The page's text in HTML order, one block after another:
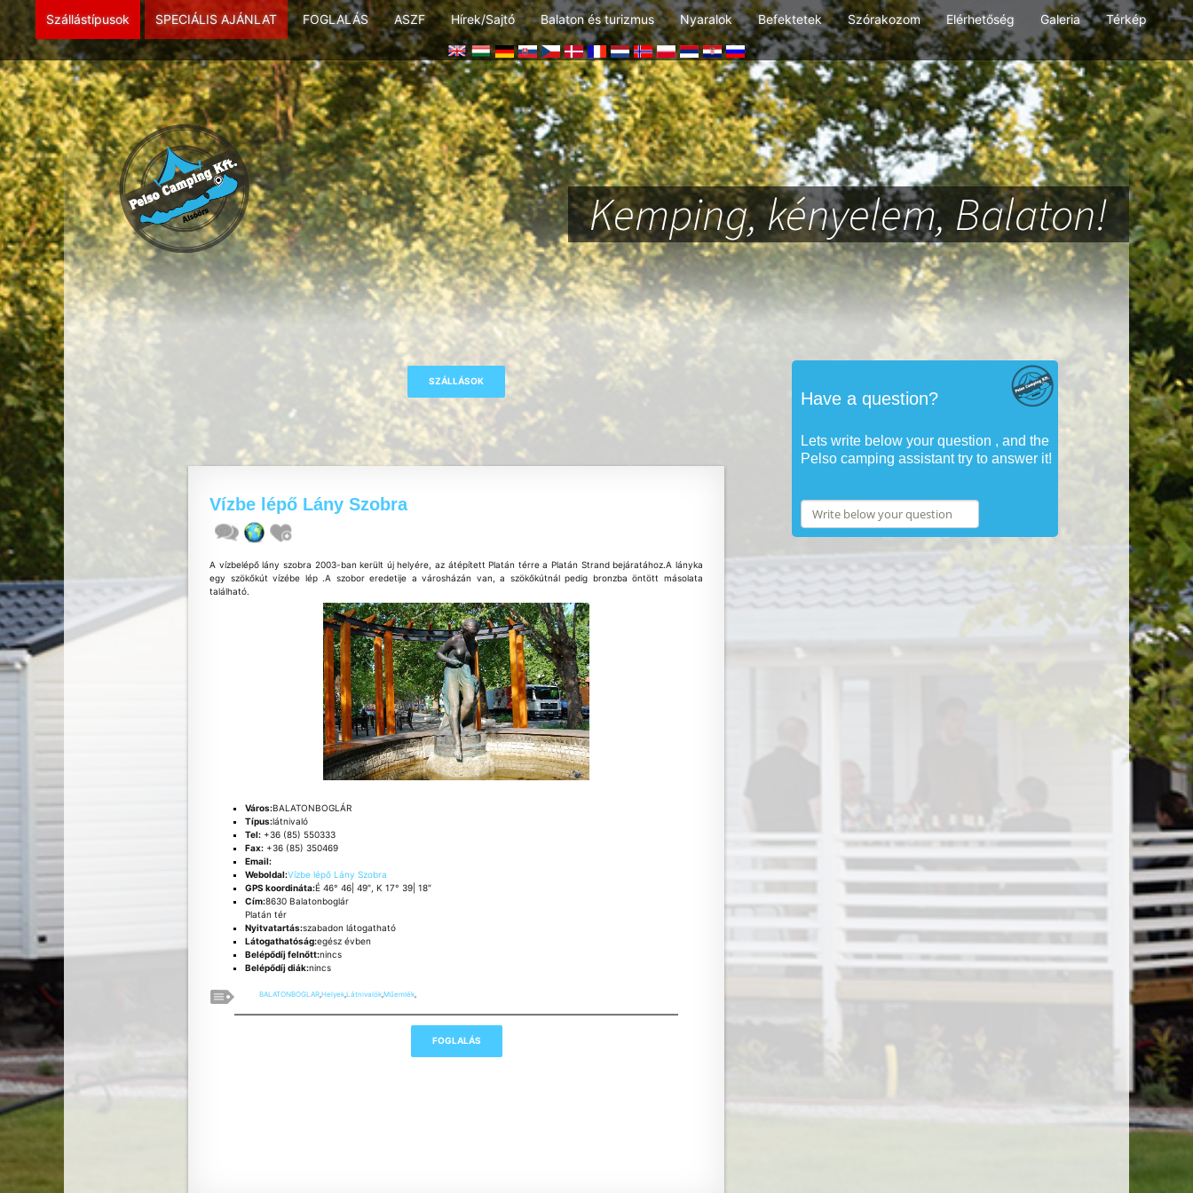
Szállástípusok SPECIÁLIS AJÁNLAT FOGLALÁS ASZF Hírek/Sajtó Balaton és turizmus Nyaralok Befektetek Szórakozom Elérhetőség Galeria Térkép
Kemping, kényelem, Balaton!
Vízbe lépő Lány Szobra
A vízbelépő lány szobra 2003-ban került új helyére, az átépített Platán térre a Platán Strand bejáratához.A lányka
egy szökőkút vízébe lép .A szobor eredetije a városházán van, a szökőkútnál pedig bronzba öntött másolata
található.
Város:BALATONBOGLÁR
Típus:látnivaló
Tel: +36 (85) 550333
Fax: +36 (85) 350469
Email:
Weboldal:Vízbe lépő Lány Szobra
GPS koordináta:É 46° 46| 49″, K 17° 39| 18″
Cím:8630 Balatonboglár
Platán tér
Nyitvatartás:szabadon látogatható
Látogathatóság:egész évben
Belépődíj felnőtt:nincs
Belépődíj diák:nincs
BALATONBOGLAR, Helyek, Látnivalók, Műemlék,
Have a question?
Lets write below your question , and the
Pelso camping assistant try to answer it!